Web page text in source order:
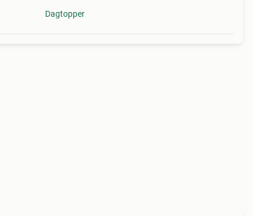
Dagtopper